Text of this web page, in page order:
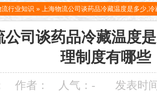
流行业知识 » 上海物流公司谈药品冷藏温度是多少,
公司谈药品冷藏温度
理制度有哪些
作者： 人气： -
发表时